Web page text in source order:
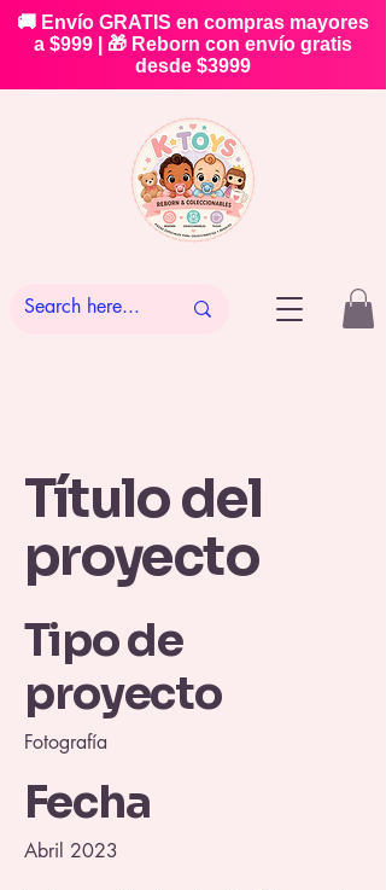
🚚 Envío GRATIS en compras mayores
a $999 | 🎁 Reborn con envío gratis
desde $3999
Título del
proyecto
Tipo de
proyecto
Fotografía
Fecha
Abril 2023